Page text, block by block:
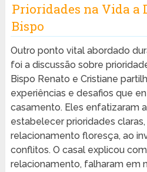
Prioridades na Vida a
Bispo
Outro ponto vital abordado
foi a discussão sobre
Bispo Renato e Cristiane
experiências e desafios que
casamento. Eles enfatizaram
estabelecer prioridades
relacionamento floresça, ao
conflitos. O casal explicou
relacionamento, falharam em